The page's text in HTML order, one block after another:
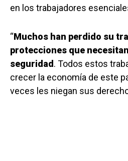
en los trabajadores
“Muchos han perdido su
protecciones que
seguridad. Todos estos
crecer la economía de este
veces les niegan sus